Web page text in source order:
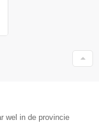
wel in de provincie